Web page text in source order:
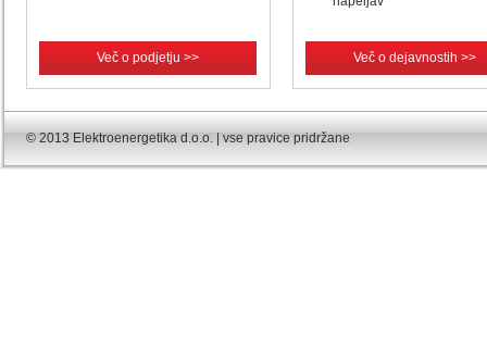
Več o podjetju >> Več o dejavnostih >>
© 2013 Elektroenergetika d.o.o. | vse pravice pridržane